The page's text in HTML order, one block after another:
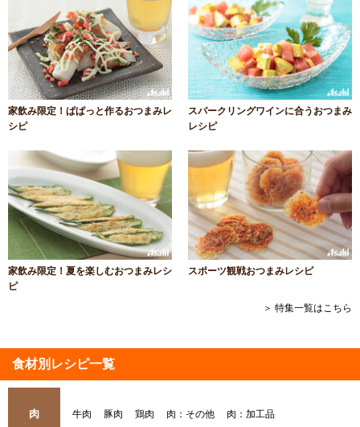
家飲み限定！ぱぱっと作るおつまみレ
シピ
スパークリングワインに合うおつまみ
レシピ
家飲み限定！夏を楽しむおつまみレシ
ピ
スポーツ観戦おつまみレシピ
＞ 特集一覧はこちら
食材別レシピ一覧
肉 牛肉 豚肉 鶏肉 肉：その他 肉：加工品